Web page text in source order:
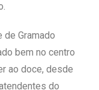
de Gramado
bem no centro
ao doce, desde
do